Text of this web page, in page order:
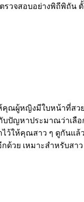
รวจสอบอย่างพิถีพิถัน
คุณผู้หญิงมีใบหน้าที่ส
ญหาประมาณว่าเลือ
ให้คุณสาว ๆ ดูกันแล้ว
ด้วย เหมาะสำหรับ